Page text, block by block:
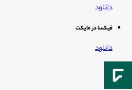
دانلود
فیکسا در مایکت
دانلود